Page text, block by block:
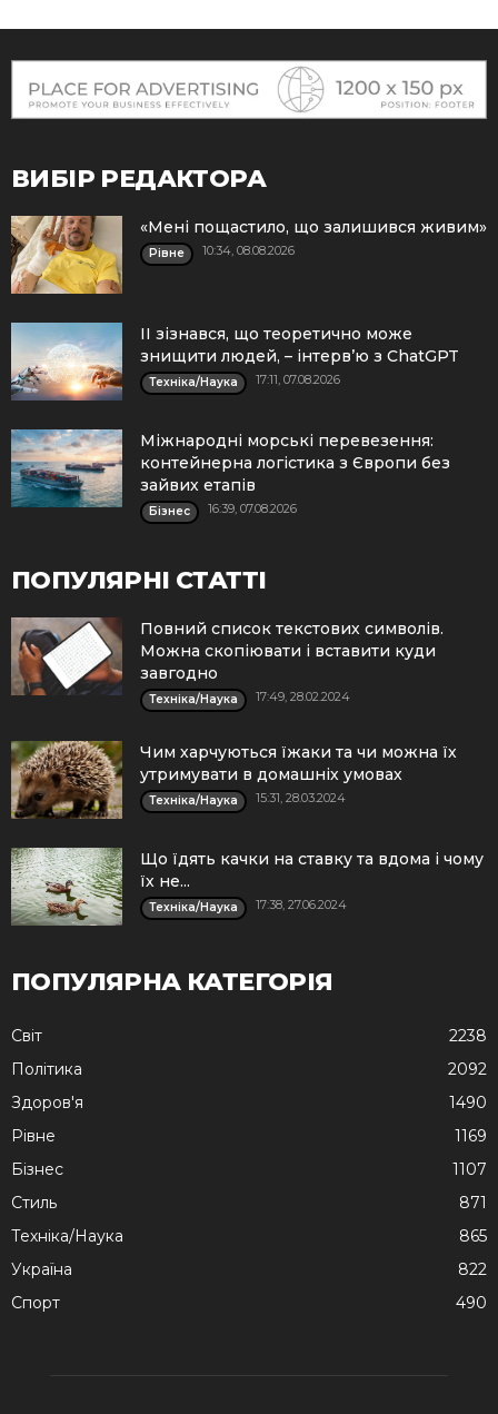
ВИБІР РЕДАКТОРА
«Мені пощастило, що залишився живим»
Рівне 10:34, 08.08.2026
ІІ зізнався, що теоретично може
знищити людей, – інтерв’ю з ChatGPT
Техніка/Наука 17:11, 07.08.2026
Міжнародні морські перевезення:
контейнерна логістика з Європи без
зайвих етапів
Бізнес 16:39, 07.08.2026
ПОПУЛЯРНІ СТАТТІ
Повний список текстових символів.
Можна скопіювати і вставити куди
завгодно
Техніка/Наука 17:49, 28.02.2024
Чим харчуються їжаки та чи можна їх
утримувати в домашніх умовах
Техніка/Наука 15:31, 28.03.2024
Що їдять качки на ставку та вдома і чому
їх не...
Техніка/Наука 17:38, 27.06.2024
ПОПУЛЯРНА КАТЕГОРІЯ
Cвіт
2238
Політика
2092
Здоров'я
1490
Рівне
1169
Бізнес
1107
Стиль
871
Техніка/Наука
865
Україна
822
Спорт
490